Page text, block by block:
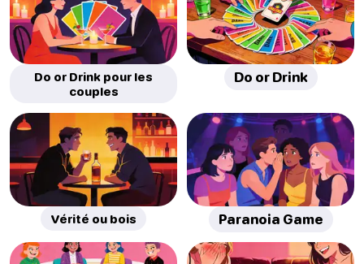
Do or Drink pour les
couples
Do or Drink
Vérité ou bois Paranoia Game